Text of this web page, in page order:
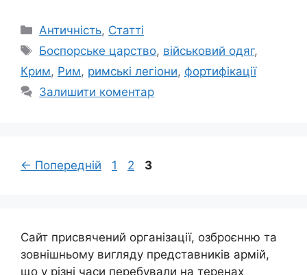
Категорії
Античність, Статті
Позначки
Боспорське царство, військовий одяг,
Крим, Рим, римські легіони, фортифікації
Залишити коментар
← Попередній Сторінка
1 Сторінка
2 Сторінка
3
Сайт присвячений організації, озброєнню та
зовнішньому вигляду представників армій,
що у різні часи перебували на теренах